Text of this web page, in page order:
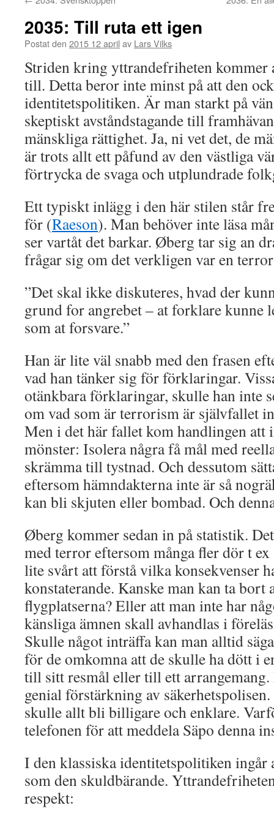
2035: Till ruta ett igen
Postat den 2015 12 april av Lars Vilks
Striden kring yttrandefriheten kommer
till. Detta beror inte minst på att den
identitetspolitiken. Är man starkt på
skeptiskt avståndstagande till
mänskliga rättighet. Ja, ni vet det, de
är trots allt ett påfund av den västliga
förtrycka de svaga och utplundrade
Ett typiskt inlägg i den här stilen står
för (Raeson). Man behöver inte läsa
ser vartåt det barkar. Øberg tar sig an
frågar sig om det verkligen var en
”Det skal ikke diskuteres, hvad der
grund for angrebet – at forklare kunne
som at forsvare.”
Han är lite väl snabb med den frasen
vad han tänker sig för förklaringar.
otänkbara förklaringar, skulle han inte
om vad som är terrorism är självfallet
Men i det här fallet kom handlingen att
mönster: Isolera några få mål med
skrämma till tystnad. Och dessutom
eftersom hämndakterna inte är så
kan bli skjuten eller bombad. Och
Øberg kommer sedan in på statistik.
med terror eftersom många fler dör t
lite svårt att förstå vilka konsekvenser
konstaterande. Kanske man kan ta
flygplatserna? Eller att man inte har
känsliga ämnen skall avhandlas i
Skulle något inträffa kan man alltid
för de omkomna att de skulle ha dött i
till sitt resmål eller till ett
genial förstärkning av
skulle allt bli billigare och enklare.
telefonen för att meddela Säpo denna
I den klassiska identitetspolitiken ingår
som den skuldbärande.
respekt: